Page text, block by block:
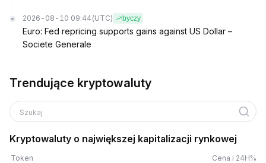
2026-08-10 09:44 (UTC) byczy
Euro: Fed repricing supports gains against US Dollar –
Societe Generale
Trendujące kryptowaluty
Szukaj
Kryptowaluty o największej kapitalizacji rynkowej
Token Cena i 24H%